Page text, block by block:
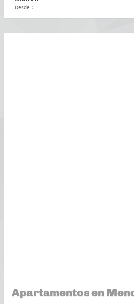
Desde €
Apartamentos en